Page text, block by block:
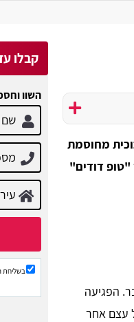
מחוסמת
"טופ דודים"
הפגיעה
עצם אחר
קבלו עד 3 הצעות
השוו
בשליחת